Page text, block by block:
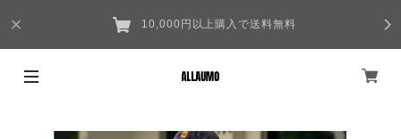
10,000円以上購入で送料無料